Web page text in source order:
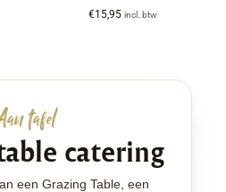
€15,95 incl. btw
tafel
catering
een Grazing Table, een